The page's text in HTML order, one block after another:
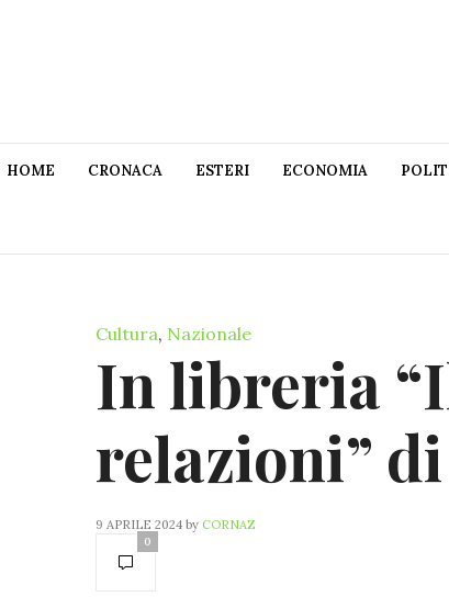
HOME CRONACA ESTERI ECONOMIA
Cultura, Nazionale
In libreria
relazioni”
9 APRILE 2024 by CORNAZ
0